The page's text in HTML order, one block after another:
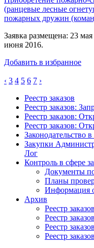
(ранцевые лесные
пожарных дружин
Заявка размещена: 23
июня 2016.
Добавить в избранное
‹ 3 4 5 6 7 ›
Реестр заказов
Реестр заказов:
Реестр заказов:
Реестр заказов:
Законодательство
Закупки
Лог
Контроль в сфере
Документы
Планы
Информация о
Архив
Реестр заказов
Реестр
Реестр
Реестр